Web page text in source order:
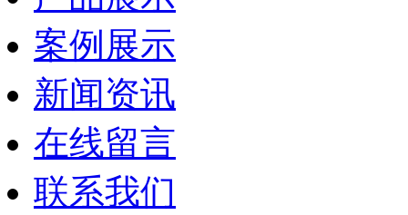
案例展示
新闻资讯
在线留言
联系我们